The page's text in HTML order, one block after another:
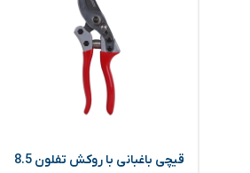
قیچی باغبانی با روکش تفلون 8.5